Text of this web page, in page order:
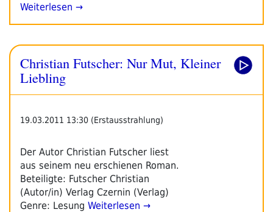
Weiterlesen →
Christian Futscher: Nur Mut, Kleiner
Liebling
19.03.2011 13:30 (Erstausstrahlung)
Der Autor Christian Futscher liest
aus seinem neu erschienen Roman.
Beteiligte: Futscher Christian
(Autor/in) Verlag Czernin (Verlag)
Genre: Lesung Weiterlesen →